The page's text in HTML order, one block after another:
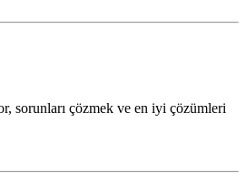
sorunları çözmek ve en iyi çözümleri